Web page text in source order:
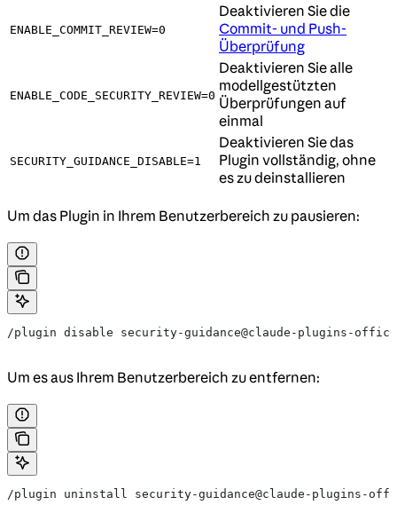
ENABLE_COMMIT_REVIEW=0
Deaktivieren Sie die
Commit- und Push-
Überprüfung
ENABLE_CODE_SECURITY_REVIEW=0
Deaktivieren Sie alle
modellgestützten
Überprüfungen auf
einmal
SECURITY_GUIDANCE_DISABLE=1
Deaktivieren Sie das
Plugin vollständig, ohne
es zu deinstallieren
Um das Plugin in Ihrem Benutzerbereich zu pausieren:
/plugin disable security-guidance@claude-plugins-
Um es aus Ihrem Benutzerbereich zu entfernen:
/plugin uninstall security-guidance@claude-plugins-